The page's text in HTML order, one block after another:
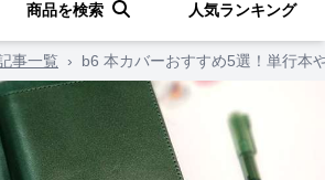
商品を検索 人気ランキング
事一覧 › b6 本カバーおすすめ5選！単行本